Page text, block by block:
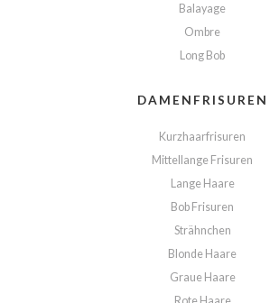
Balayage
Ombre
Long Bob
DAMENFRISUREN
Kurzhaarfrisuren
Mittellange Frisuren
Lange Haare
Bob Frisuren
Strähnchen
Blonde Haare
Graue Haare